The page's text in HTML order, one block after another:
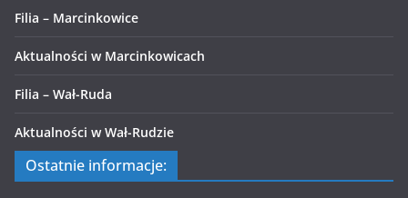
Filia – Marcinkowice
Aktualności w Marcinkowicach
Filia – Wał-Ruda
Aktualności w Wał-Rudzie
Ostatnie informacje: